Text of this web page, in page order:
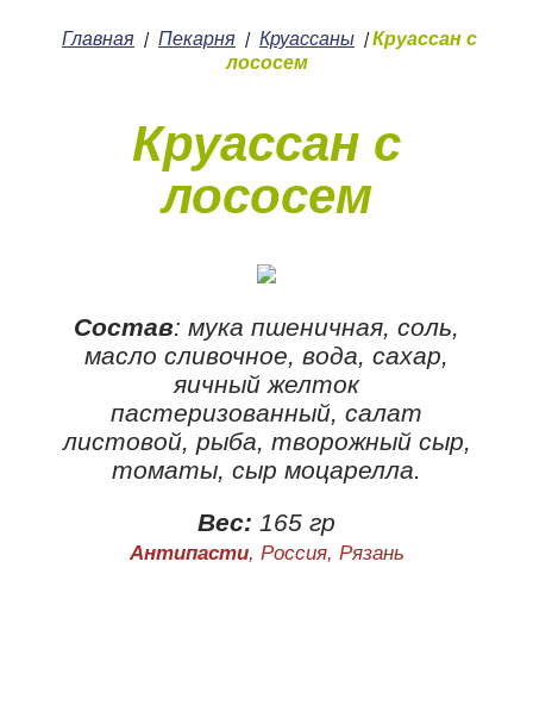
Главная / Пекарня / Круассаны /Круассан с
лососем
Круассан с
лососем
Состав: мука пшеничная, соль,
масло сливочное, вода, сахар,
яичный желток
пастеризованный, салат
листовой, рыба, творожный сыр,
томаты, сыр моцарелла.
Вес: 165 гр
Антипасти, Россия, Рязань